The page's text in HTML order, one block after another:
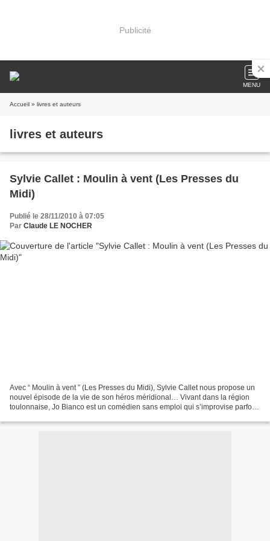
Publicité
MENU
Accueil » livres et auteurs
livres et auteurs
Sylvie Callet : Moulin à vent (Les Presses du
Midi)
Publié le 28/11/2010 à 07:05
Par Claude LE NOCHER
Avec “ Moulin à vent ” (Les Presses du Midi), Sylvie Callet nous propose un
nouvel épisode de la vie de son héros méridional… Vivant dans la région
toulonnaise, Jo Bianco est un comédien sans emploi qui s’improvise parfois